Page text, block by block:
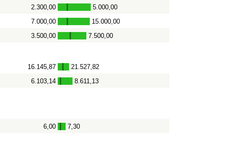
2.300,00 - 5.000,00
7.000,00 - 15.000,00
3.500,00 - 7.500,00
16.145,87 - 21.527,82
6.103,14 - 8.611,13
6,00 - 7,30